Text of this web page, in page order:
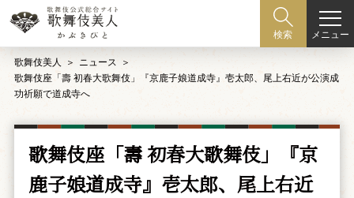
検索 メニュー
歌舞伎美人
ニュース
歌舞伎座「壽 初春大歌舞伎」『京鹿子娘道成寺』壱太郎、尾上右近が公演成
功祈願で道成寺へ
歌舞伎座「壽 初春大歌舞伎」『京
鹿子娘道成寺』壱太郎、尾上右近